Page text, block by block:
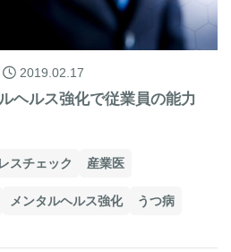
2019.02.17
ヘルス強化で従業員の能力
スチェック 産業医
メンタルヘルス強化 うつ病